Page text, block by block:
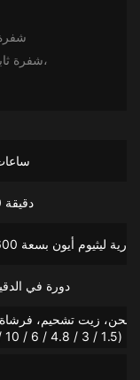
شفرة ثابتة للحصول على شفرة أكثر حدة،
4
180 دقيقة
ليثيوم أيون بسعة 2600 مللي أمبير في الساعة
8500+ دورة في
دليل المستخدم